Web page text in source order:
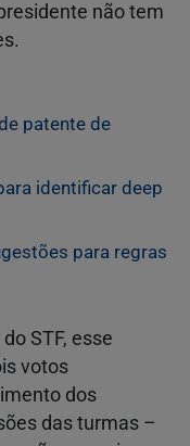
não tem
patente de
identificar deep
para regras
STF, esse
votos
dos
das turmas –